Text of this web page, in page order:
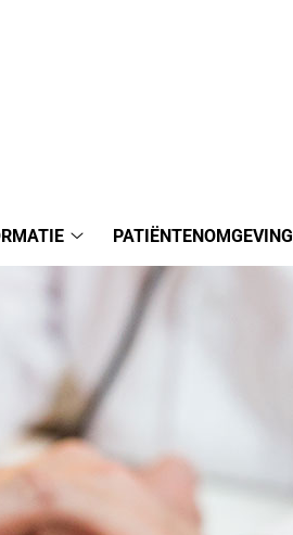
submenu
PATIËNTENOMGEVING